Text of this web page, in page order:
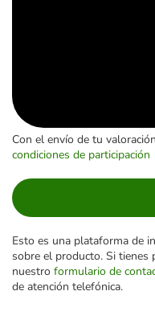
Con el envío de tu
condiciones de participación
Esto es una plataforma de
sobre el producto. Si tienes
nuestro formulario de
de atención telefónica.